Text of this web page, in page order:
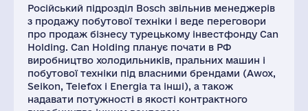
Російський підрозділ Bosch звільнив менеджерів
з продажу побутової техніки і веде переговори
про продаж бізнесу турецькому інвестфонду Can
Holding. Can Holding планує почати в РФ
виробництво холодильників, пральних машин і
побутової техніки під власними брендами (Awox,
Seikon, Telefox і Energia та інші), а також
надавати потужності в якості контрактного